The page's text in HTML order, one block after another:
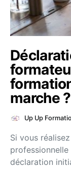
marche ?
Up Up
Si vous
déclaration